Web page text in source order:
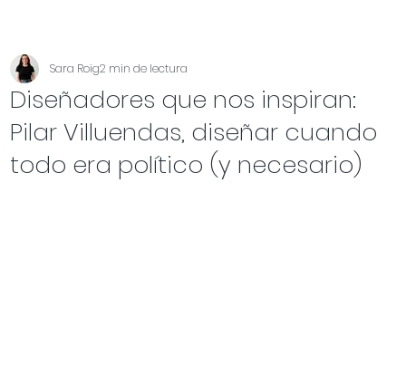
Diseñadores que nos inspiran:
Pilar Villuendas, diseñar cuando
todo era político (y necesario)
Sara Roig2 min de lectura